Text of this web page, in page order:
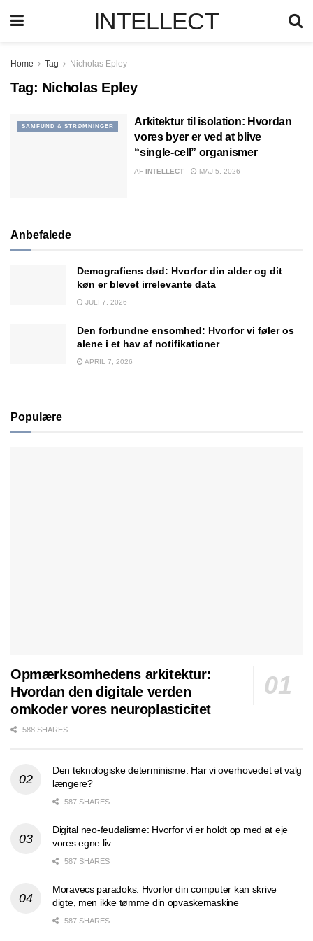
INTELLECT
Home Tag Nicholas Epley
Tag: Nicholas Epley
SAMFUND & STRØMNINGER
Arkitektur til isolation: Hvordan
vores byer er ved at blive
“single-cell” organismer
AF INTELLECT MAJ 5, 2026
Anbefalede
Demografiens død: Hvorfor din alder og dit
køn er blevet irrelevante data
JULI 7, 2026
Den forbundne ensomhed: Hvorfor vi føler os
alene i et hav af notifikationer
APRIL 7, 2026
Populære
Opmærksomhedens arkitektur:
Hvordan den digitale verden
omkoder vores neuroplasticitet
588 SHARES
Den teknologiske determinisme: Har vi overhovedet et valg
længere?
587 SHARES
Digital neo-feudalisme: Hvorfor vi er holdt op med at eje
vores egne liv
587 SHARES
Moravecs paradoks: Hvorfor din computer kan skrive
digte, men ikke tømme din opvaskemaskine
587 SHARES